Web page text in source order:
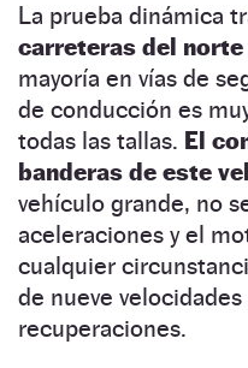
La prueba dinámica
carreteras del norte
mayoría en vías de
de conducción es
todas las tallas. El
banderas de este
vehículo grande, no
aceleraciones y el
cualquier
de nueve velocidades
recuperaciones.